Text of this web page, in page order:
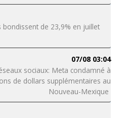
bondissent de 23,9% en juillet
07/08 03:04
sociaux: Meta condamné à
de dollars supplémentaires au
Nouveau-Mexique